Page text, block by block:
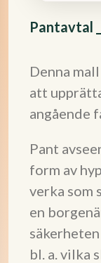
Pantavtal
Denna
att
angående
Pant
form av
verka som
en
bl. a. vilka